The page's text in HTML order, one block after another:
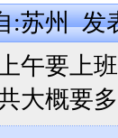
苏州 发
午要上
大概要